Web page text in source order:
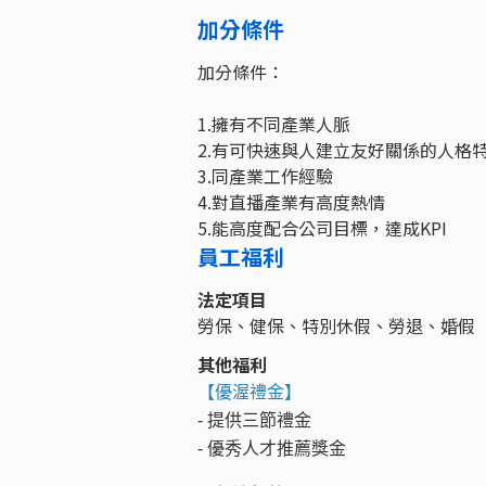
加分條件
加分條件：
1.擁有不同產業人脈
2.有可快速與人建立友好關係的人格
3.同產業工作經驗
4.對直播產業有高度熱情
5.能高度配合公司目標，達成KPI
員工福利
法定項目
勞保、健保、特別休假、勞退、婚假
其他福利
【優渥禮金】
- 提供三節禮金
- 優秀人才推薦獎金